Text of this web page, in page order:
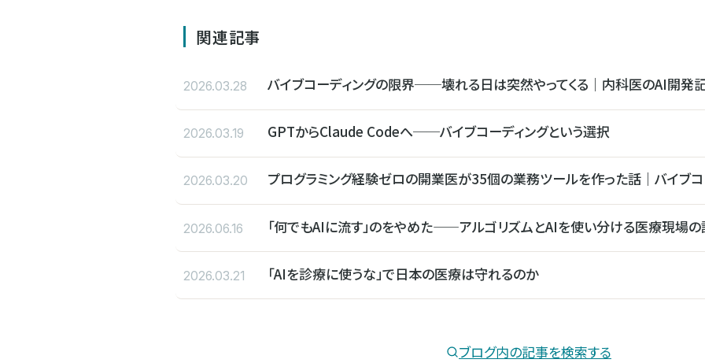
関連記事
2026.03.28 バイブコーディングの限界──壊れる日は突然やってくる｜内科医のAI開発
2026.03.19 GPTからClaude Codeへ──バイブコーディングという選択
2026.03.20 プログラミング経験ゼロの開業医が35個の業務ツールを作った話｜バイブ
2026.06.16 「何でもAIに流す」のをやめた——アルゴリズムとAIを使い分ける医療現場
2026.03.21 「AIを診療に使うな」で日本の医療は守れるのか
ブログ内の記事を検索する